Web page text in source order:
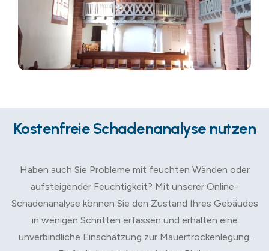
Kostenfreie Schadenanalyse nutzen
Haben auch Sie Probleme mit feuchten Wänden oder
aufsteigender Feuchtigkeit? Mit unserer Online-
Schadenanalyse können Sie den Zustand Ihres Gebäudes
in wenigen Schritten erfassen und erhalten eine
unverbindliche Einschätzung zur Mauertrockenlegung.